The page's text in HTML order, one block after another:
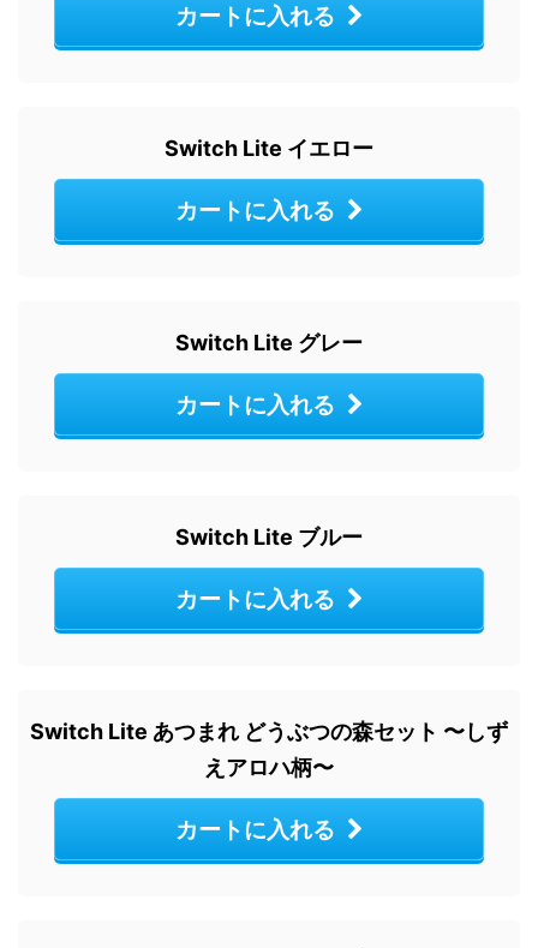
カートに入れる
Switch Lite イエロー
カートに入れる
Switch Lite グレー
カートに入れる
Switch Lite ブルー
カートに入れる
Switch Lite あつまれ どうぶつの森セット 〜しず
えアロハ柄〜
カートに入れる